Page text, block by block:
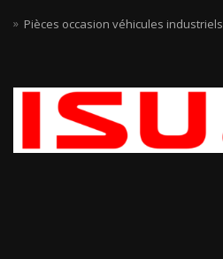
Pièces occasion véhicules industriels